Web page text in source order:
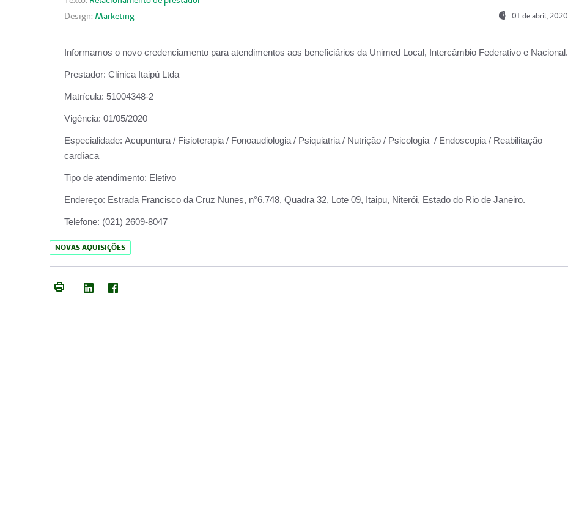
Design: Marketing 01 de abril, 2020
Informamos o novo credenciamento para atendimentos aos beneficiários da Unimed Local, Intercâmbio Federativo e Nacional.
Prestador: Clínica Itaipú Ltda
Matrícula: 51004348-2
Vigência: 01/05/2020
Especialidade: Acupuntura / Fisioterapia / Fonoaudiologia / Psiquiatria / Nutrição / Psicologia / Endoscopia / Reabilitação
cardíaca
Tipo de atendimento: Eletivo
Endereço: Estrada Francisco da Cruz Nunes, n°6.748, Quadra 32, Lote 09, Itaipu, Niterói, Estado do Rio de Janeiro.
Telefone: (021) 2609-8047
NOVAS AQUISIÇÕES